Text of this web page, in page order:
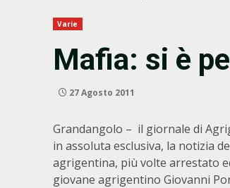
Varie
Mafia: si è
27 Agosto 2011
Grandangolo – il giornale di
in assoluta esclusiva, la notizia
agrigentina, più volte arrestato
giovane agrigentino Giovanni